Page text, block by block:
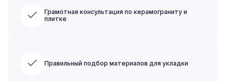
Грамотная консультация по керамограниту и
плитке
Правильный подбор материалов для укладки